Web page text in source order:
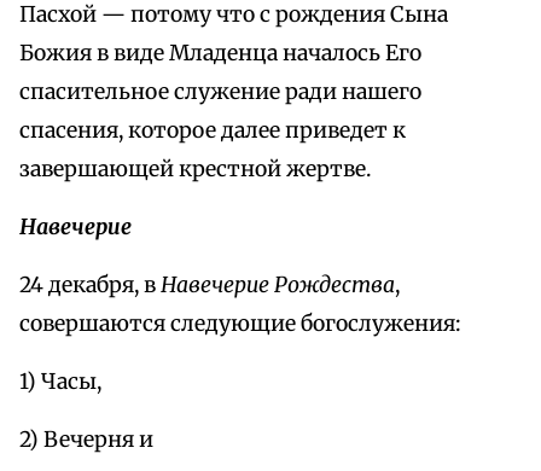
Пасхой — потому что с рождения Сына
Божия в виде Младенца началось Его
спасительное служение ради нашего
спасения, которое далее приведет к
завершающей крестной жертве.
Навечерие
24 декабря, вНавечерие Рождества,
совершаются следующие богослужения:
1) Часы,
2) Вечерня и